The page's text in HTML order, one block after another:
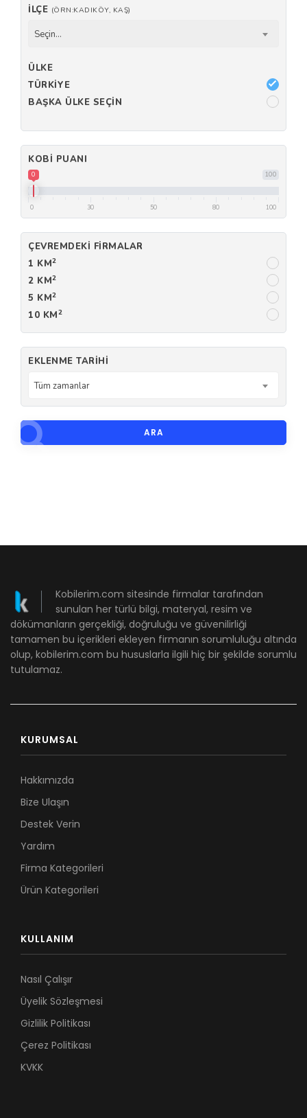
İLÇE (ÖRN:KADIKÖY, KAŞ)
Seçin...
ÜLKE
TÜRKIYE
BAŞKA ÜLKE SEÇIN
KOBI PUANI
100
0
0 30 50 80 100
ÇEVREMDEKI FIRMALAR
1 KM2
2 KM2
5 KM2
10 KM2
EKLENME TARIHI
Tüm zamanlar
ARA
Kobilerim.com sitesinde firmalar tarafından
sunulan her türlü bilgi, materyal, resim ve
dökümanların gerçekliği, doğruluğu ve güvenilirliği
tamamen bu içerikleri ekleyen firmanın sorumluluğu altında
olup, kobilerim.com bu hususlarla ilgili hiç bir şekilde sorumlu
tutulamaz.
KURUMSAL
Hakkımızda
Bize Ulaşın
Destek Verin
Yardım
Firma Kategorileri
Ürün Kategorileri
KULLANIM
Nasıl Çalışır
Üyelik Sözleşmesi
Gizlilik Politikası
Çerez Politikası
KVKK